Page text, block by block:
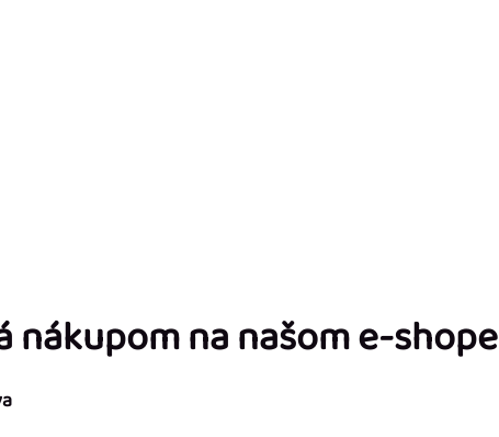
na našom e-shope